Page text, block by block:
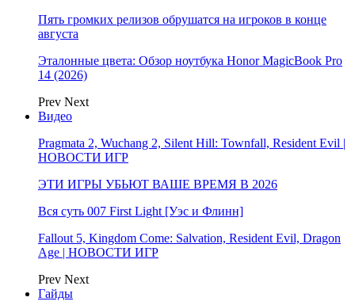
Пять громких релизов обрушатся на игроков в конце
августа
Эталонные цвета: Обзор ноутбука Honor MagicBook Pro
14 (2026)
Prev Next
Видео
Pragmata 2, Wuchang 2, Silent Hill: Townfall, Resident Evil |
НОВОСТИ ИГР
ЭТИ ИГРЫ УБЬЮТ ВАШЕ ВРЕМЯ В 2026
Вся суть 007 First Light [Уэс и Флинн]
Fallout 5, Kingdom Come: Salvation, Resident Evil, Dragon
Age | НОВОСТИ ИГР
Prev Next
Гайды